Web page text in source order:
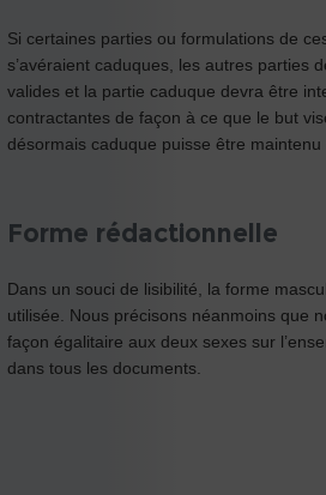
Si certaines parties ou formulations de
s’avéraient caduques, les autres parties
valides et la partie caduque devra être
contractantes de façon à ce que le but
désormais caduque puisse être maintenu
Forme rédactionnelle
Dans un souci de lisibilité, la forme
utilisée. Nous précisons néanmoins que
façon égalitaire aux deux sexes sur
dans tous les documents.